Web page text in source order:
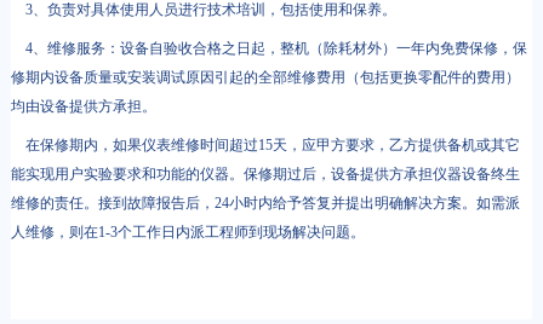
3、负责对具体使用人员进行技术培训，包括使用和保养。
4、维修服务：设备自验收合格之日起，整机（除耗材外）一年内免费保修，保
修期内设备质量或安装调试原因引起的全部维修费用（包括更换零配件的费用）
均由设备提供方承担。
在保修期内，如果仪表维修时间超过15天，应甲方要求，乙方提供备机或其它
能实现用户实验要求和功能的仪器。保修期过后，设备提供方承担仪器设备终生
维修的责任。接到故障报告后，24小时内给予答复并提出明确解决方案。如需派
人维修，则在1-3个工作日内派工程师到现场解决问题。